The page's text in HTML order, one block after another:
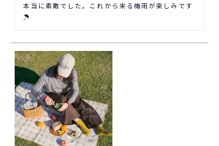
本当に素敵でした。これから来る梅雨が楽しみです
☂️